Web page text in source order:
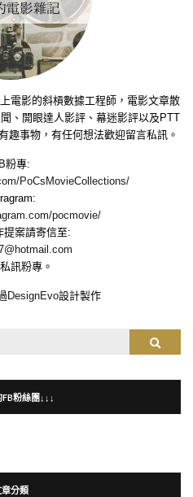
電影的斜槓數據工程師，電影文章散
、開眼達人影評、幕迷影評以及PTT
趣事物，有任何想法歡迎留言私訊。
粉專:
PoCsMovieCollections/
pocmovie/
提案請寄信至:
訊粉專。
DesignEvo設計製作
Search
粉絲團↓↓↓
章分類